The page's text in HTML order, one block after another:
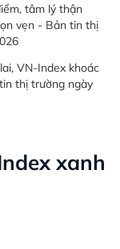
xanh
tâm lý thận
vẹn - Bản tin thị
VN-Index khoác
thị trường ngày